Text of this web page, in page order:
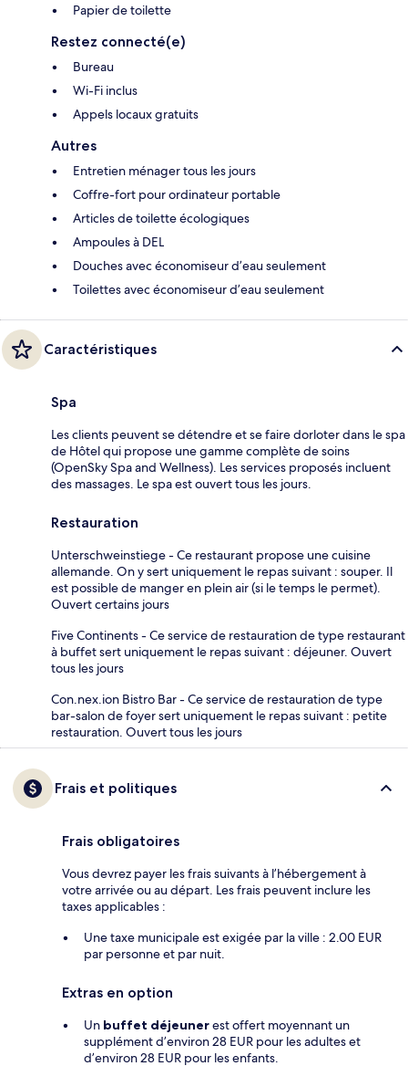
Papier de toilette
Restez connecté(e)
Bureau
Wi-Fi inclus
Appels locaux gratuits
Autres
Entretien ménager tous les jours
Coffre-fort pour ordinateur portable
Articles de toilette écologiques
Ampoules à DEL
Douches avec économiseur d’eau seulement
Toilettes avec économiseur d’eau seulement
Caractéristiques
Spa
Les clients peuvent se détendre et se faire dorloter dans le spa
de Hôtel qui propose une gamme complète de soins
(OpenSky Spa and Wellness). Les services proposés incluent
des massages. Le spa est ouvert tous les jours.
Restauration
Unterschweinstiege - Ce restaurant propose une cuisine
allemande. On y sert uniquement le repas suivant : souper. Il
est possible de manger en plein air (si le temps le permet).
Ouvert certains jours
Five Continents - Ce service de restauration de type restaurant
à buffet sert uniquement le repas suivant : déjeuner. Ouvert
tous les jours
Con.nex.ion Bistro Bar - Ce service de restauration de type
bar-salon de foyer sert uniquement le repas suivant : petite
restauration. Ouvert tous les jours
Frais et politiques
Frais obligatoires
Vous devrez payer les frais suivants à l’hébergement à
votre arrivée ou au départ. Les frais peuvent inclure les
taxes applicables :
Une taxe municipale est exigée par la ville : 2.00 EUR
par personne et par nuit.
Extras en option
Un buffet déjeunerest offert moyennant un
supplément d’environ 28 EUR pour les adultes et
d’environ 28 EUR pour les enfants.